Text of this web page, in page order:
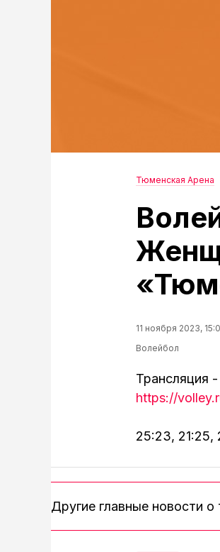
Тюменская Арена
11 ноября 2023,
Волейбол
Трансляция -
https://
25:23, 21:25,
Другие главные новости